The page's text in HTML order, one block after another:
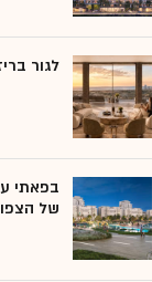
לגור
בפאתי
של